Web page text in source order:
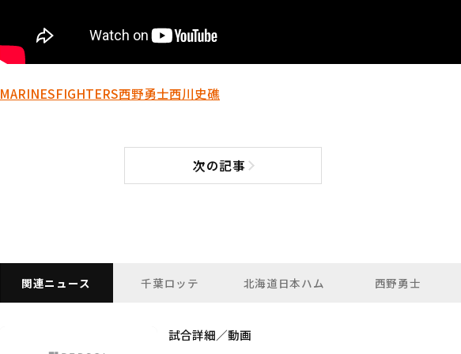
MARINESFIGHTERS西野勇士西川史礁
次の記事次の記事へ
関連ニュース 千葉ロッテ 北海道日本ハム 西野勇士
試合詳細／動画